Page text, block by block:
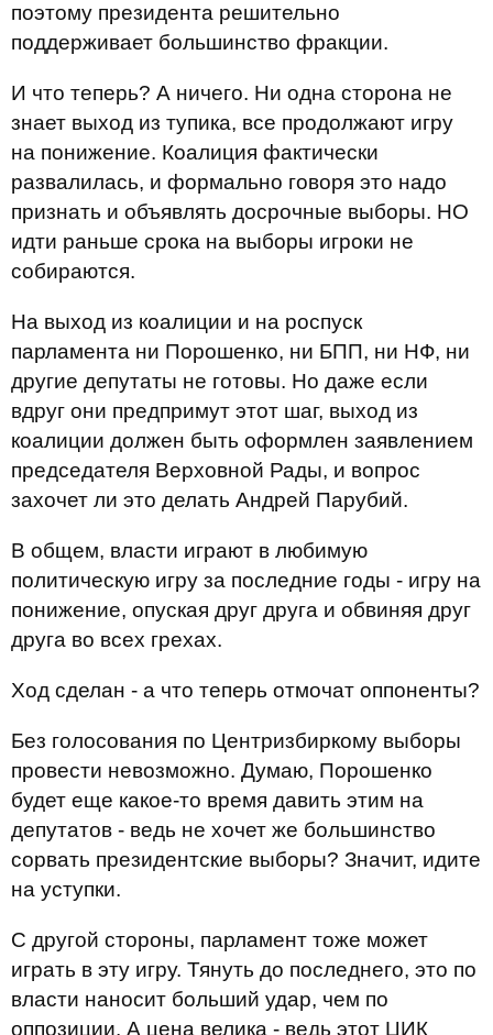
поэтому президента решительно
поддерживает большинство фракции.
И что теперь? А ничего. Ни одна сторона не
знает выход из тупика, все продолжают игру
на понижение. Коалиция фактически
развалилась, и формально говоря это надо
признать и объявлять досрочные выборы. НО
идти раньше срока на выборы игроки не
собираются.
На выход из коалиции и на роспуск
парламента ни Порошенко, ни БПП, ни НФ, ни
другие депутаты не готовы. Но даже если
вдруг они предпримут этот шаг, выход из
коалиции должен быть оформлен заявлением
председателя Верховной Рады, и вопрос
захочет ли это делать Андрей Парубий.
В общем, власти играют в любимую
политическую игру за последние годы - игру на
понижение, опуская друг друга и обвиняя друг
друга во всех грехах.
Ход сделан - а что теперь отмочат оппоненты?
Без голосования по Центризбиркому выборы
провести невозможно. Думаю, Порошенко
будет еще какое-то время давить этим на
депутатов - ведь не хочет же большинство
сорвать президентские выборы? Значит, идите
на уступки.
С другой стороны, парламент тоже может
играть в эту игру. Тянуть до последнего, это по
власти наносит больший удар, чем по
оппозиции. А цена велика - ведь этот ЦИК